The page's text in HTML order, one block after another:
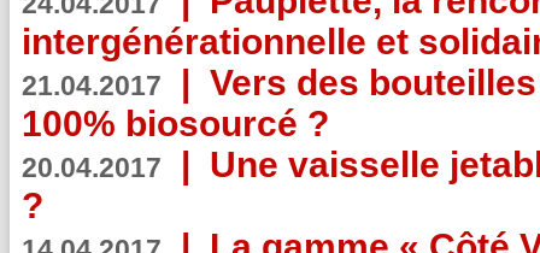
intergénérationnelle et
21.04.2017 | Vers des
100% biosourcé ?
20.04.2017 | Une vaisselle
?